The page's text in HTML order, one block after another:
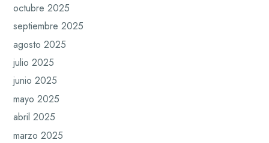
octubre 2025
septiembre 2025
agosto 2025
julio 2025
junio 2025
mayo 2025
abril 2025
marzo 2025